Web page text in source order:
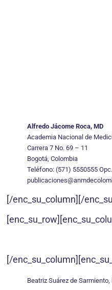
Alfredo Jácome Roca, MD
Academia Nacional de
Carrera 7 No. 69 – 11
Bogotá, Colombia
Teléfono: (571) 5550555
[/enc_su_column][/
[/
Beatriz Suárez de Sarmiento,